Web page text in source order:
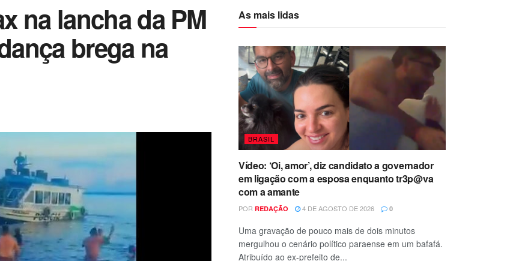
na lancha da PM
brega na
As mais lidas
BRASIL
Vídeo: ‘Oi, amor’, diz candidato a governador
em ligação com a esposa enquanto tr3p@va
com a amante
POR REDAÇÃO 4 DE AGOSTO DE 2026 0
Uma gravação de pouco mais de dois minutos
mergulhou o cenário político paraense em um bafafá.
Atribuído ao ex-prefeito de...